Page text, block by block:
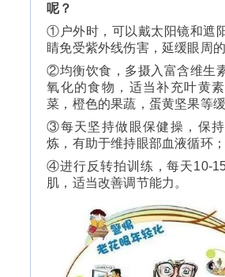
呢？
①户外时，可以戴太阳镜和遮
睛免受紫外线伤害，延缓眼周
②均衡饮食，多摄入富含维生
氧化的食物，适当补充叶黄
菜，橙色的果蔬，蛋黄坚果等
③每天坚持做眼保健操，保
炼，有助于维持眼部血液循环；
④进行反转拍训练，每天10-
肌，适当改善调节能力。